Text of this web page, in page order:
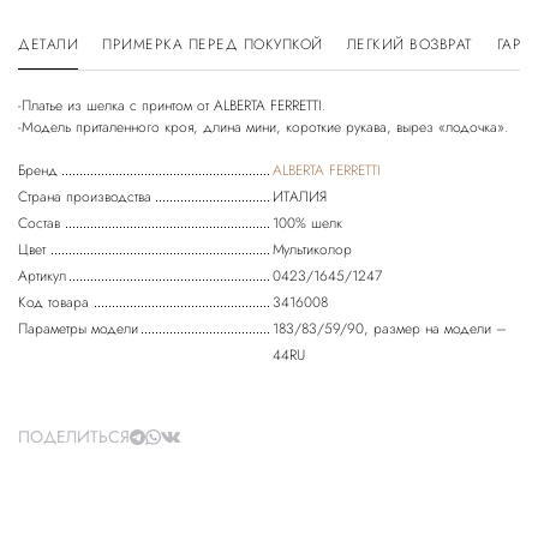
ДЕТАЛИ ПРИМЕРКА ПЕРЕД ПОКУПКОЙ ЛЕГКИЙ ВОЗВРАТ
-Платье из шелка с принтом от ALBERTA FERRETTI.
-Модель приталенного кроя, длина мини, короткие рукава, вырез «лодочка».
Бренд
ALBERTA FERRETTI
Страна производства
ИТАЛИЯ
Состав
100% шелк
Цвет
Мультиколор
Артикул
0423/1645/1247
Код товара
3416008
Параметры модели
183/83/59/90, размер на модели –
44RU
ПОДЕЛИТЬСЯ